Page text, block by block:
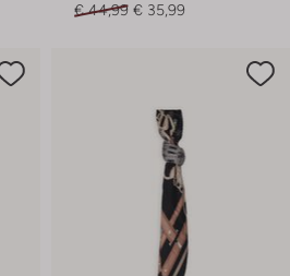
€ 44,99 € 35,99